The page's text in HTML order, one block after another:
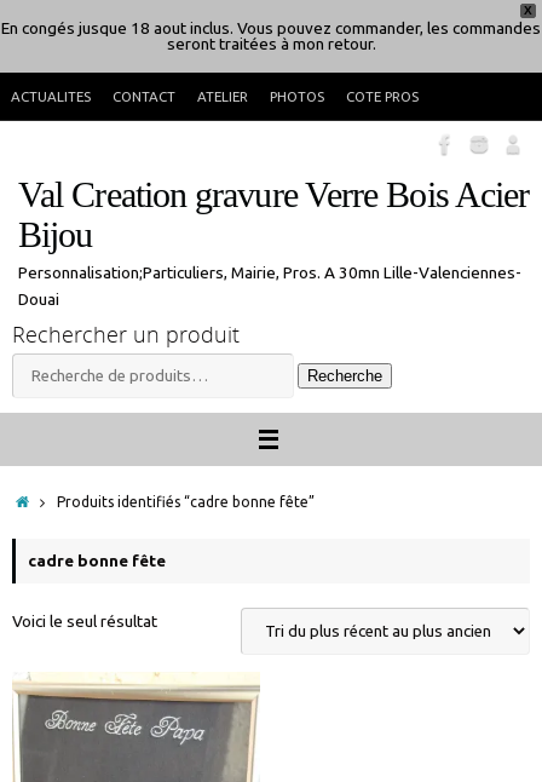
X
En congés jusque 18 aout inclus. Vous pouvez commander, les commandes
seront traitées à mon retour.
ACTUALITES CONTACT ATELIER PHOTOS COTE PROS
Val Creation gravure Verre Bois Acier
Bijou
Personnalisation;Particuliers, Mairie, Pros. A 30mn Lille-Valenciennes-
Douai
Rechercher un produit
Recherche
pour :
Recherche
Accueil
Produits identifiés “cadre bonne fête”
cadre bonne fête
Voici le seul résultat